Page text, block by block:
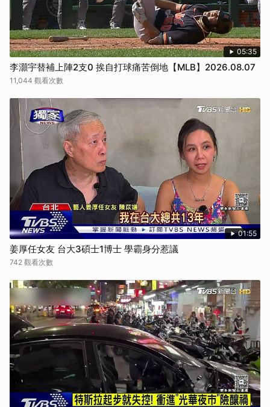
05:35
李灝宇替補上陣2支0 挨自打球痛苦倒地【MLB】2026.08.07
11,044 觀看次數
01:55
姜厚任女友 台大3碩士1博士 學霸身分惹議
742 觀看次數